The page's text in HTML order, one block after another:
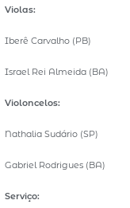
Violas:
Iberê Carvalho (PB)
Israel Rei Almeida (BA)
Violoncelos:
Nathalia Sudário (SP)
Gabriel Rodrigues (BA)
Serviço: